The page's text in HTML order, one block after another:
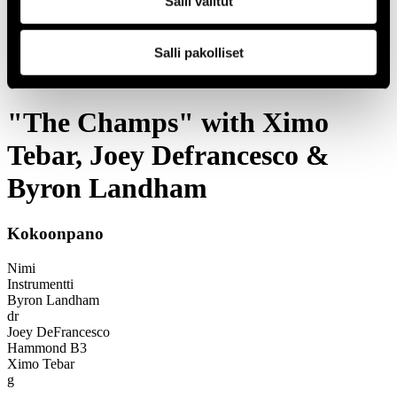
Salli pakolliset
Festivaalivuodet
"The Champs" with Ximo Tebar, Joey Defrancesco & Byron
Landham
"The Champs" with Ximo
Tebar, Joey Defrancesco &
Byron Landham
Kokoonpano
Nimi
Instrumentti
Byron Landham
dr
Joey DeFrancesco
Hammond B3
Ximo Tebar
g